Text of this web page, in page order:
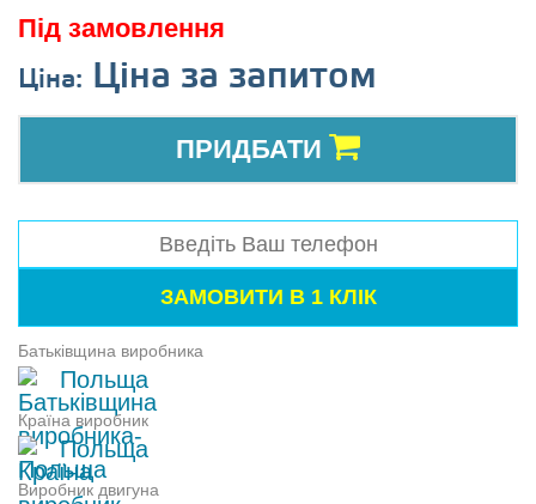
Під замовлення
Ціна: Ціна за запитом
ПРИДБАТИ
Батьківщина виробника
Польща
Країна виробник
Польща
Виробник двигуна